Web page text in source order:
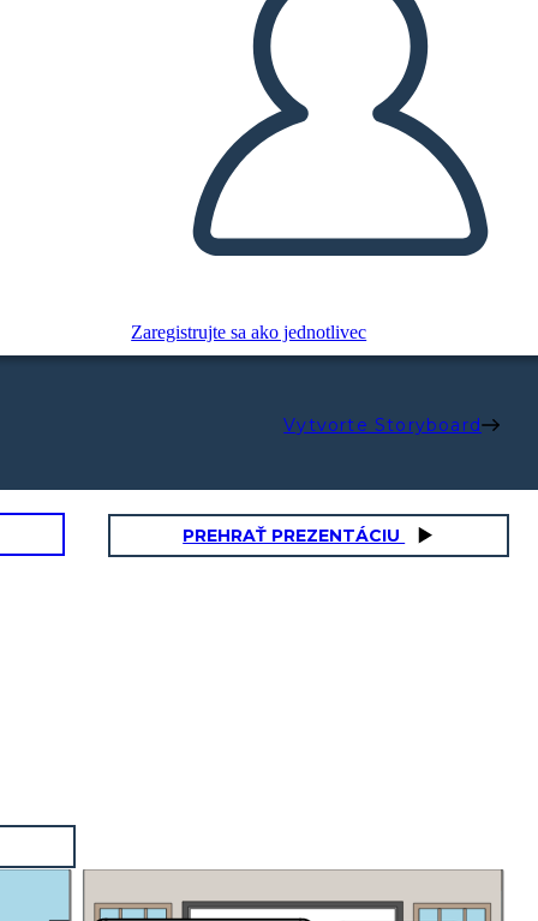
Zaregistrujte sa ako jednotlivec
Vytvorte Storyboard
PREHRAŤ PREZENTÁCIU